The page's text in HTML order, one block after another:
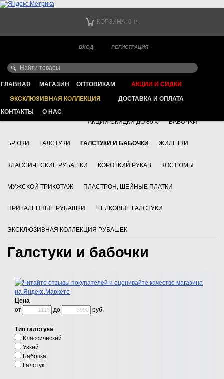
КОРЗИНА: 0 Р
ВХОД РЕГИСТРАЦИЯ
ГЛАВНАЯ МАГАЗИН ОПТОВИКАМ
АКЦИИ И СИДКИ
ЭКСКЛЮЗИВНАЯ КОЛЛЕКЦИЯ
ДОСТАВКА И ОПЛАТА
КОНТАКТЫ
О НАС
Ваш город -
ИНТЕРНЕТ МАГАЗИН КЛАССИЧЕСКОЙ МУЖСКОЙ ОДЕЖДЫ
+7 495 783 69 17 АКСЕССУАРЫ
АКЦИИ СКИДКИ ДО 85% БАБОЧКИ
БРЮКИ ГАЛСТУКИ ГАЛСТУКИ И БАБОЧКИ ЖИЛЕТКИ
КЛАССИЧЕСКИЕ РУБАШКИ КОРОТКИЙ РУКАВ КОСТЮМЫ
МУЖСКОЙ ТРИКОТАЖ ПЛАСТРОН, ШЕЙНЫЕ ПЛАТКИ
ПРИТАЛЕННЫЕ РУБАШКИ ШЕЛКОВЫЕ ГАЛСТУКИ
ЭКСКЛЮЗИВНАЯ КОЛЛЕКЦИЯ РУБАШЕК
Галстуки и бабочки
Цена
от до руб.
Тип галстука
Классический
Узкий
Бабочка
Галстук